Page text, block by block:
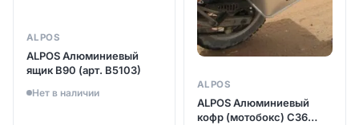
ALPOS
ALPOS Aлюминиевый
ящик B90 (арт. B5103)
Нет в наличии
ALPOS
ALPOS Aлюминиевый
кофр (мотобокс) С36